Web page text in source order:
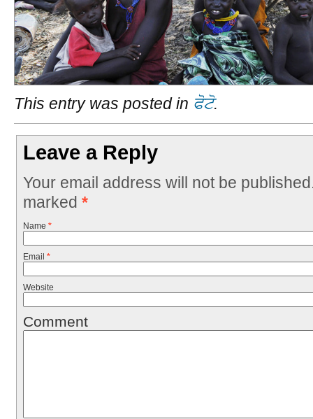
This entry was posted in ਫੋਟੋ.
Leave a Reply
Your email address will not be
marked *
Name *
Email *
Website
Comment